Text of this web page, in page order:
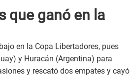
que ganó en la
en la Copa Libertadores, pues
y Huracán (Argentina) para
y rescató dos empates y cayó